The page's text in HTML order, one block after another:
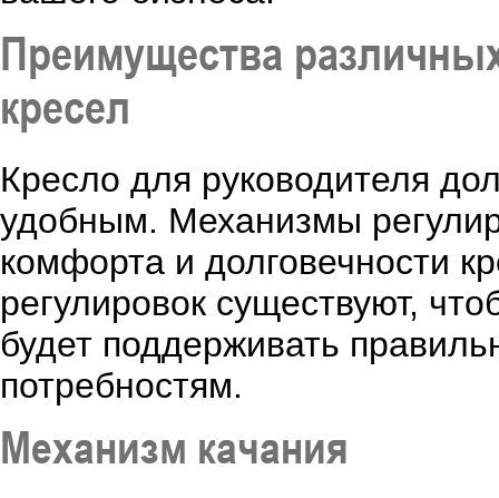
Преимущества
кресел
Кресло для руководителя
удобным. Механизмы
комфорта и долговечности
регулировок существуют,
будет поддерживать
потребностям.
Механизм качания